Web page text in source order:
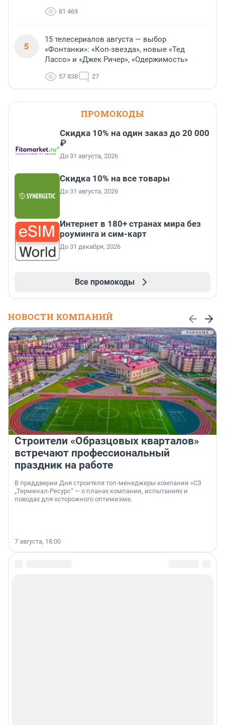
81 469
5
15 телесериалов августа — выбор
«Фонтанки»: «Коп-звезда», новые «Тед
Лассо» и «Джек Ричер», «Одержимость»
57 838 27
ПРОМОКОДЫ
Скидка 10% на один заказ до 20 000
₽
До 31 августа, 2026
Скидка 10% на все товары
До 31 августа, 2026
Интернет в 180+ странах мира без
роуминга и сим-карт
До 31 декабря, 2026
Все промокоды
НОВОСТИ КОМПАНИЙ
Строители «Образцовых кварталов»
встречают профессиональный
праздник на работе
В преддверии Дня строителя топ-менеджеры компании «СЗ
„Терминал-Ресурс“ — о планах компании, испытаниях и
поводах для осторожного оптимизма.
7 августа, 18:00